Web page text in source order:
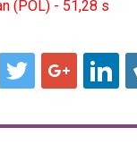
(POL) - 51,28 s